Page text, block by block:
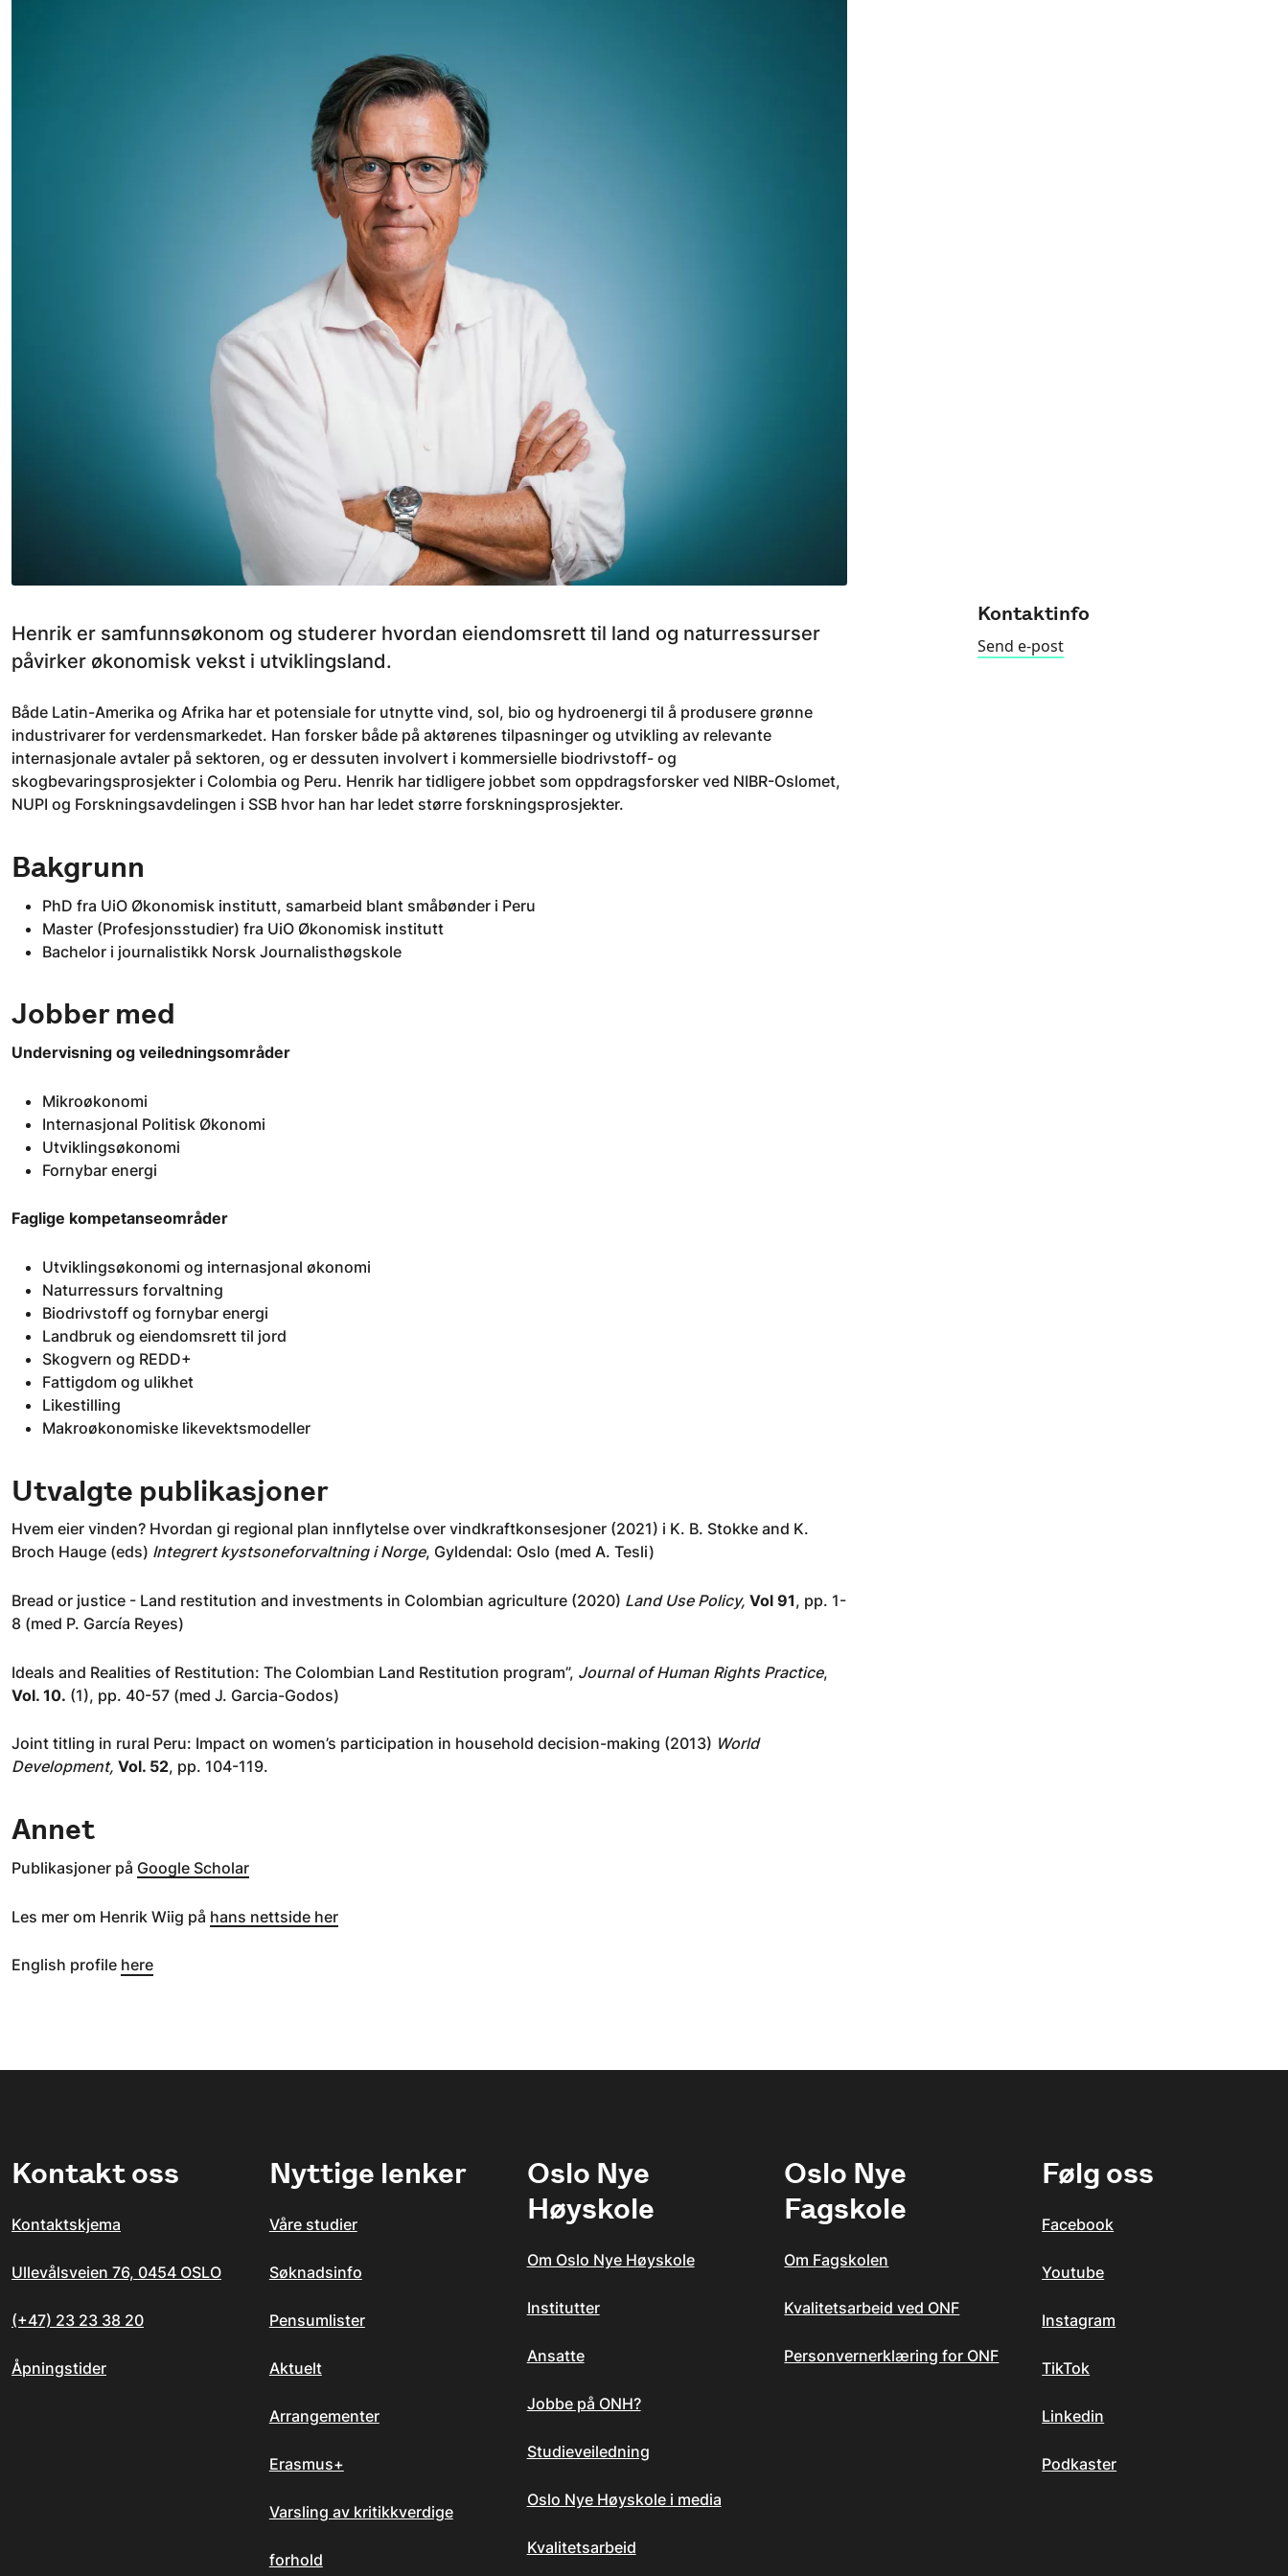
Henrik er samfunnsøkonom og studerer hvordan eiendomsrett til land og naturressurser
påvirker økonomisk vekst i utviklingsland.
Både Latin-Amerika og Afrika har et potensiale for utnytte vind, sol, bio og hydroenergi til å produsere grønne
industrivarer for verdensmarkedet. Han forsker både på aktørenes tilpasninger og utvikling av relevante
internasjonale avtaler på sektoren, og er dessuten involvert i kommersielle biodrivstoff- og
skogbevaringsprosjekter i Colombia og Peru. Henrik har tidligere jobbet som oppdragsforsker ved NIBR-Oslomet,
NUPI og Forskningsavdelingen i SSB hvor han har ledet større forskningsprosjekter.
Bakgrunn
PhD fra UiO Økonomisk institutt, samarbeid blant småbønder i Peru
Master (Profesjonsstudier) fra UiO Økonomisk institutt
Bachelor i journalistikk Norsk Journalisthøgskole
Jobber med
Undervisning og veiledningsområder
Mikroøkonomi
Internasjonal Politisk Økonomi
Utviklingsøkonomi
Fornybar energi
Faglige kompetanseområder
Utviklingsøkonomi og internasjonal økonomi
Naturressurs forvaltning
Biodrivstoff og fornybar energi
Landbruk og eiendomsrett til jord
Skogvern og REDD+
Fattigdom og ulikhet
Likestilling
Makroøkonomiske likevektsmodeller
Utvalgte publikasjoner
Hvem eier vinden? Hvordan gi regional plan innflytelse over vindkraftkonsesjoner (2021) i K. B. Stokke and K.
Broch Hauge (eds) Integrert kystsoneforvaltning i Norge, Gyldendal: Oslo (med A. Tesli)
Bread or justice - Land restitution and investments in Colombian agriculture (2020) Land Use Policy, Vol 91, pp. 1-
8 (med P. García Reyes)
Ideals and Realities of Restitution: The Colombian Land Restitution program”, Journal of Human Rights Practice,
Vol. 10. (1), pp. 40-57 (med J. Garcia-Godos)
Joint titling in rural Peru: Impact on women’s participation in household decision-making (2013) World
Development, Vol. 52, pp. 104-119.
Annet
Publikasjoner på Google Scholar
Les mer om Henrik Wiig på hans nettside her
English profile here
Kontaktinfo
Send e-post
Kontakt oss
Kontaktskjema
Ullevålsveien 76, 0454 OSLO
(+47) 23 23 38 20
Åpningstider
Nyttige lenker
Våre studier
Søknadsinfo
Pensumlister
Aktuelt
Arrangementer
Erasmus+
Varsling av kritikkverdige
forhold
Oslo Nye
Høyskole
Om Oslo Nye Høyskole
Institutter
Ansatte
Jobbe på ONH?
Studieveiledning
Oslo Nye Høyskole i media
Kvalitetsarbeid
Oslo Nye
Fagskole
Om Fagskolen
Kvalitetsarbeid ved ONF
Personvernerklæring for ONF
Følg oss
Facebook
Youtube
Instagram
TikTok
Linkedin
Podkaster